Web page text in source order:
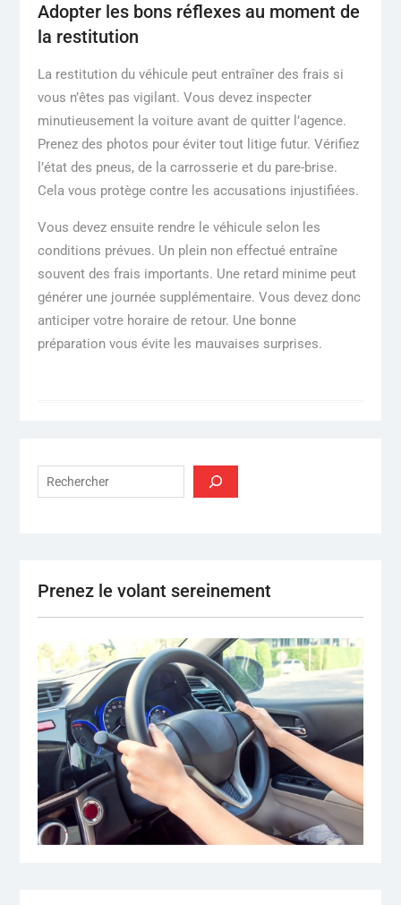
Adopter les bons réflexes au moment de
la restitution
La restitution du véhicule peut entraîner des frais si
vous n’êtes pas vigilant. Vous devez inspecter
minutieusement la voiture avant de quitter l’agence.
Prenez des photos pour éviter tout litige futur. Vérifiez
l’état des pneus, de la carrosserie et du pare-brise.
Cela vous protège contre les accusations injustifiées.
Vous devez ensuite rendre le véhicule selon les
conditions prévues. Un plein non effectué entraîne
souvent des frais importants. Une retard minime peut
générer une journée supplémentaire. Vous devez donc
anticiper votre horaire de retour. Une bonne
préparation vous évite les mauvaises surprises.
Rechercher
Prenez le volant sereinement